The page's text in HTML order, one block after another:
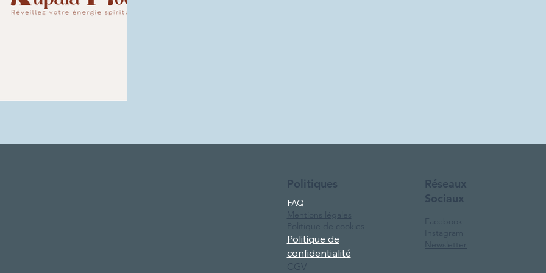
Politiques
FAQ
Mentions légales
Politique de cookies
Politique de
confidentialité
CGV
Facebook
Instagram
Newsletter
Réseaux
Sociaux